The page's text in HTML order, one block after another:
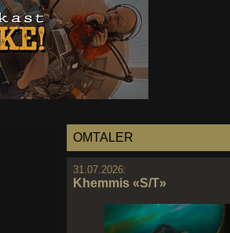
OMTALER
31.07.2026:
Khemmis «S/T»